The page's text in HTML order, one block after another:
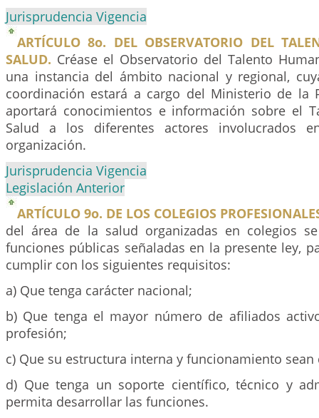
Jurisprudencia Vigencia
ARTÍCULO 8o. DEL OBSERVATORIO DEL
SALUD. Créase el Observatorio del Talento
una instancia del ámbito nacional y regional,
coordinación estará a cargo del Ministerio de la
aportará conocimientos e información sobre el
Salud a los diferentes actores involucrados
organización.
Jurisprudencia Vigencia
Legislación Anterior
ARTÍCULO 9o. DE LOS COLEGIOS
del área de la salud organizadas en colegios
funciones públicas señaladas en la presente ley,
cumplir con los siguientes requisitos:
a) Que tenga carácter nacional;
b) Que tenga el mayor número de afiliados
profesión;
c) Que su estructura interna y funcionamiento
d) Que tenga un soporte científico, técnico y
permita desarrollar las funciones.